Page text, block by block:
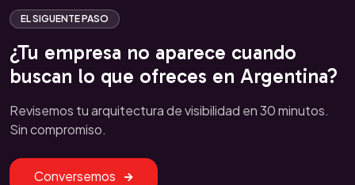
EL SIGUENTE PASO
¿Tu empresa no aparece cuando
buscan lo que ofreces en Argentina?
Revisemos tu arquitectura de visibilidad en 30 minutos.
Sin compromiso.
Conversemos